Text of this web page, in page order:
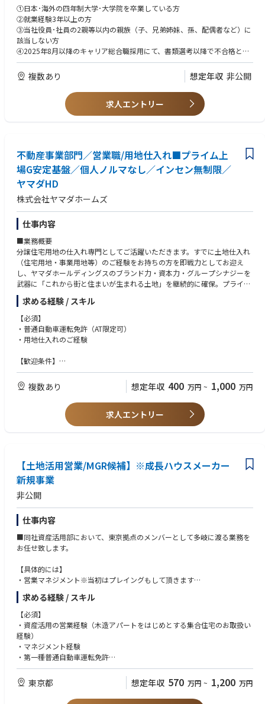
【職務例】
●オフィスビル・商業施設の開発企画、賃貸、運営管理
●マンション等住宅の開発企画、賃貸、分譲
●物流施設の開発企画・賃貸
●空港ターミナルの運営
●クライアントに対するソリューション営業
●経営企画・経理・人事との一般管理 等
※ジョブローテーションあり
■配属部署はご経験に応じて決定いたします。
頂く流れとなりますが、
応募に向けた資料作成のアドバイスや、面接に向けた対策等を実施させて
頂きます。
①日本･海外の四年制大学･大学院を卒業している方
②就業経験3年以上の方
③当社役員･社員の2親等以内の親族（子、兄弟姉妹、孫、配偶者など）に
該当しない方
④2025年8月以降のキャリア総合職採用にて、書類選考以降で不合格とな
っていない方
上記4つの条件を満たす必要があります。
※内定後、原則半年以内迄の入社とします。
現職とのご調整により難しい場合は、面接時に個別にお問い合わせくださ
50年、100年先の未来を見据えて事業を構築していくには、新しい発想を
持った人財が必要です。
特に変化のスピードが加速しているこれからは、金融やIT、エネルギーな
ど、不動産業界以外との掛け算で生まれるビジネスチャンスも多くなって
いくでしょう。
キャリア入社の方へは、様々な分野での経験やそれに基づく先見性、チャ
レンジ精神を期待しています。また、入社後には、実務を通じて、また、
研修やジョブローテーションを通して成長を続け、将来的にはグループ全
体を牽引できるような人を目指してほしいと思っています。
複数あり 想定年収 非公開
求人エントリー
不動産事業部門／営業職/用地仕入れ■プライム上
場G安定基盤／個人ノルマなし／インセン無制限／
ヤマダHD
株式会社ヤマダホームズ
仕事内容
■業務概要
分譲住宅用地の仕入れ専門としてご活躍いただきます。すでに土地仕入れ
（住宅用地・事業用地等）のご経験をお持ちの方を即戦力としてお迎え
し、ヤマダホールディングスのブランド力・資本力・グループシナジーを
武器に「これから街と住まいが生まれる土地」を継続的に確保。プライム
上場ホールディングス傘下の盤石な経営基盤のもと、生活インフラである
住領域×不動産の成長市場で、上流工程（用地取得）に集中できます。成
果はインセンティブで正当に還元（上限なし）。チームで戦う体制のた
め、過度な個人ノルマに追われず、再現性の高い仕入れ活動に専念可能で
す。
■業務詳細
主・デベロッパー等への訪問／案件ヒアリング、現地・周辺調査、権利関
係・法規制・造成/インフラ・収支の精査、価格/条件交渉、契約推進ま
で。あなたの「目利き」「相場観」「事業採算の組み立て」「条件調整
力」をさらに高いレベルで磨けます（稟議・決裁も仕組化されスピード感
点をつくる、事業成長の最重要領域です。
■組織構成
上司・先輩、関連部署、協力会社と密に連携。仕入れの意思決定はチーム
で行い、成功・失敗事例を共有しながら成果最大化を図ります。
■業務の魅力
・安定：プライム上場HD子会社×多角的事業展開の資本力で、景況に左右
されにくい事業運営。
投資。用地確保は今後も価値が高まり続ける中核業務。
・キャリア/専門性：用地仕入れは上流工程。相場観、法務/税務、開発/造
成、収支設計、交渉術が実務で体系化され、市場価値が大きく向上。将来
的にエリア責任者・マネジメントも目指せます。
・収入：成果がインセンに直結、上限なし。
求める経験 / スキル
【必須】
・普通自動車運転免許（AT限定可）
・用地仕入れのご経験
【歓迎条件】
・宅地建物取引士をお持ちの方
複数あり 想定年収 400 万円 ~ 1,000 万円
求人エントリー
【土地活用営業/MGR候補】※成長ハウスメーカー
新規事業
非公開
仕事内容
■同社資産活用部において、東京拠点のメンバーとして多岐に渡る業務を
お任せ致します。
【具体的には】
・営業マネジメント※当初はプレイングもして頂きます
・銀行、税理士、不動産店等ビジネスパートナー様先への定期訪問（飛び
込み営業はございません）
・当社提携先以外のルート先開発
・お客様ご要望のご提案業務（木造・S造・RC造）
【当社の魅力】
同社は徹底したコストダウンや資材調達、営業の生産性を重視した結果、
その結果、他社との差別化は勿論金融機関からも信頼を得ており、お客様
の半数が紹介経由となります。その為飛び込み営業などはなく、量よりも
質を重視したルートセールスが中心です。
求める経験 / スキル
【必須】
・資産活用の営業経験（木造アパートをはじめとする集合住宅のお取扱い
経験）
・マネジメント経験
・第一種普通自動車運転免許
【歓迎】
宅地建物取引主任者
東京都 想定年収 570 万円 ~ 1,200 万円